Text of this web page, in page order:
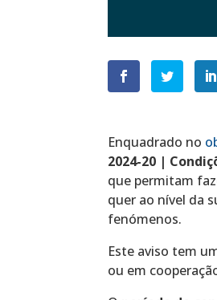
Enquadrado no
2024-20 |
que permitam
quer ao nível da
fenómenos.
Este aviso tem
ou em